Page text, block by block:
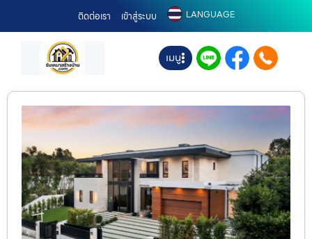
ติดต่อเรา เข้าสู่ระบบ LANGUAGE
เมนู